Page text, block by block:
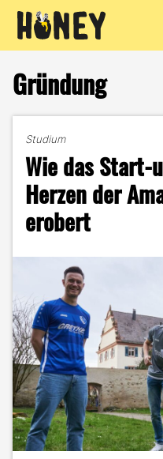
Inhalt
springen
Gründung
Studium
Wie das Start-
Herzen der
erobert